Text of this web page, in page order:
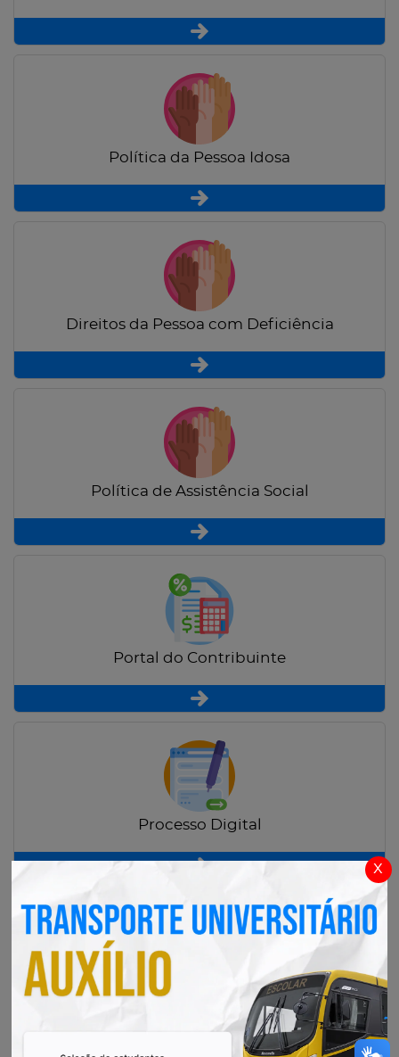
x
Política da Pessoa Idosa
Direitos da Pessoa com Deficiência
Política de Assistência Social
Portal do Contribuinte
Processo Digital
Radar Transparência Pública